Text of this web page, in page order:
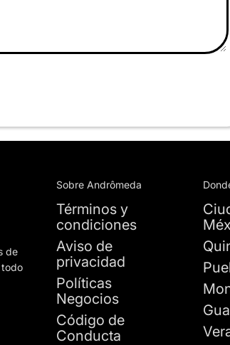
de
Sobre Andrômeda
Términos y
condiciones
Aviso de
privacidad
Políticas
Negocios
Código de
Conducta